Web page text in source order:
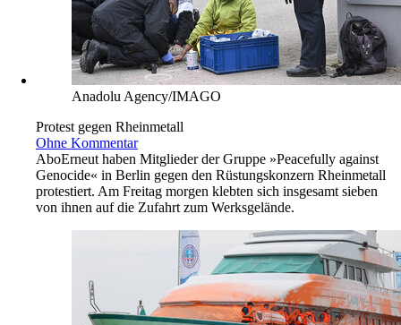
Anadolu Agency/IMAGO
Protest gegen Rheinmetall
Ohne Kommentar
AboErneut haben Mitglieder der Gruppe »Peacefully against
Genocide« in Berlin gegen den Rüstungskonzern Rheinmetall
protestiert. Am Freitag morgen klebten sich insgesamt sieben
von ihnen auf die Zufahrt zum Werksgelände.